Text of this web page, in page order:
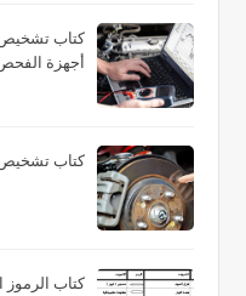
كتاب تشخيص
أجهزة
كتاب تشخيص
كتاب الرموز